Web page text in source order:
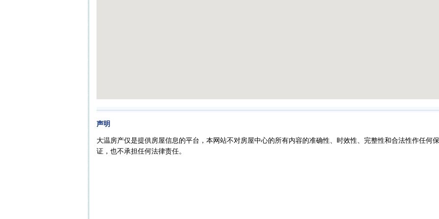
声明
大温房产仅是提供房屋信息的平台，本网站不对房屋中心的所有内容的准确性、时效性、完整性和合法性作任何保
证，也不承担任何法律责任。